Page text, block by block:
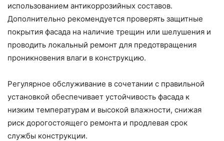
использованием антикоррозийных составов.
Дополнительно рекомендуется проверять защитные
покрытия фасада на наличие трещин или шелушения и
проводить локальный ремонт для предотвращения
проникновения влаги в конструкцию.
Регулярное обслуживание в сочетании с правильной
установкой обеспечивает устойчивость фасада к
низким температурам и высокой влажности, снижая
риск дорогостоящего ремонта и продлевая срок
службы конструкции.